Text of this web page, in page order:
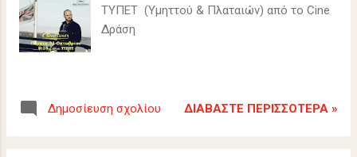
ΤΥΠΕΤ (Υμηττού & Πλαταιών) από το Cine
Δράση
Δημοσίευση σχολίου ΔΙΑΒΆΣΤΕ ΠΕΡΙΣΣΌΤΕΡΑ »